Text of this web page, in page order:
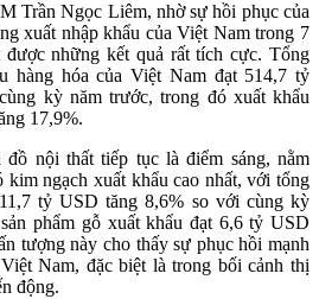
Trần Ngọc Liêm, nhờ sự hồi phục của
xuất nhập khẩu của Việt Nam trong 7
được những kết quả rất tích cực. Tổng
hàng hóa của Việt Nam đạt 514,7 tỷ
kỳ năm trước, trong đó xuất khẩu
17,9%.
nội thất tiếp tục là điểm sáng, nằm
kim ngạch xuất khẩu cao nhất, với tổng
tỷ USD tăng 8,6% so với cùng kỳ
phẩm gỗ xuất khẩu đạt 6,6 tỷ USD
tượng này cho thấy sự phục hồi mạnh
Nam, đặc biệt là trong bối cảnh thị
động.